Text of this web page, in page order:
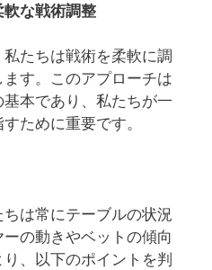
な戦術調整
たちは戦術を柔軟に調
す。このアプローチは
本であり、私たちが一
ために重要です。
は常にテーブルの状況
の動きやベットの傾向
、以下のポイントを判